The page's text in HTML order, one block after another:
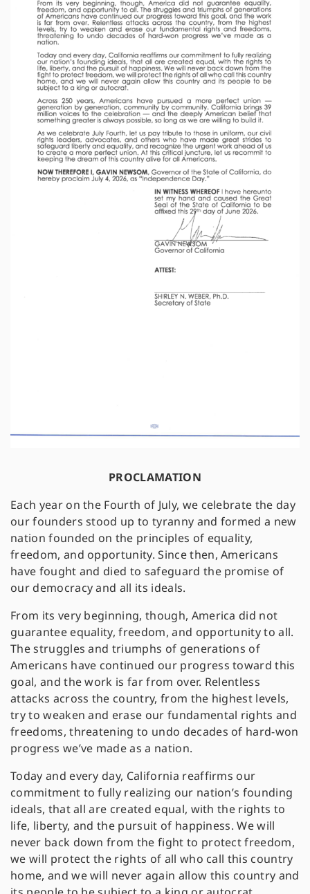
PROCLAMATION
Each year on the Fourth of July, we celebrate the day
our founders stood up to tyranny and formed a new
nation founded on the principles of equality,
freedom, and opportunity. Since then, Americans
have fought and died to safeguard the promise of
our democracy and all its ideals.
From its very beginning, though, America did not
guarantee equality, freedom, and opportunity to all.
The struggles and triumphs of generations of
Americans have continued our progress toward this
goal, and the work is far from over. Relentless
attacks across the country, from the highest levels,
try to weaken and erase our fundamental rights and
freedoms, threatening to undo decades of hard-won
progress we’ve made as a nation.
Today and every day, California reaffirms our
commitment to fully realizing our nation’s founding
ideals, that all are created equal, with the rights to
life, liberty, and the pursuit of happiness. We will
never back down from the fight to protect freedom,
we will protect the rights of all who call this country
home, and we will never again allow this country and